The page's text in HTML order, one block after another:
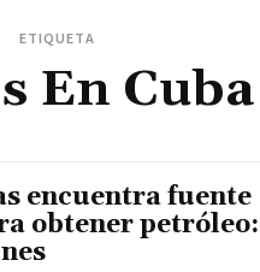
ETIQUETA
En Cuba
encuentra fuente
obtener petróleo: